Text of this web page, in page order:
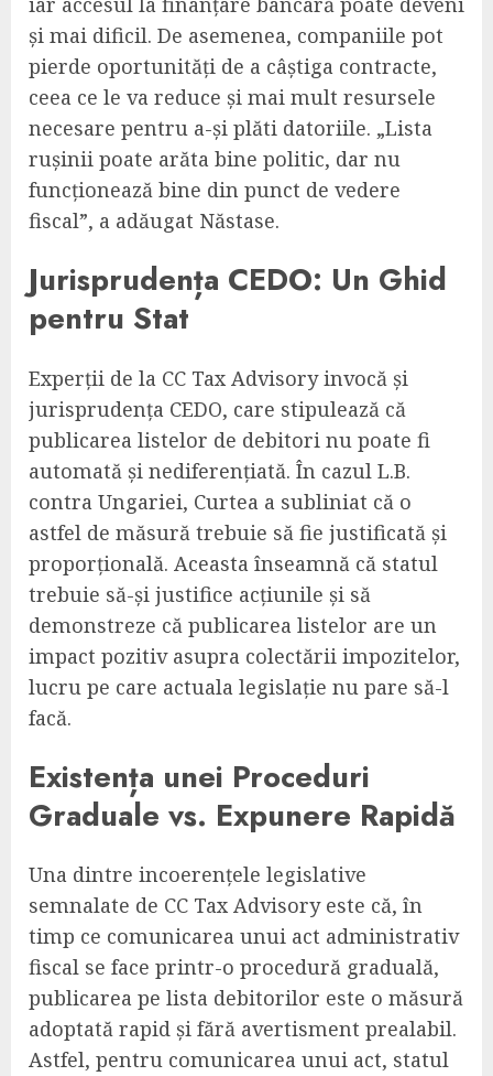
și mai dificil. De asemenea, companiile pot
pierde oportunități de a câștiga contracte,
ceea ce le va reduce și mai mult resursele
necesare pentru a-și plăti datoriile. „Lista
rușinii poate arăta bine politic, dar nu
funcționează bine din punct de vedere
fiscal”, a adăugat Năstase.
Jurisprudența CEDO: Un Ghid
pentru Stat
Experții de la CC Tax Advisory invocă și
jurisprudența CEDO, care stipulează că
publicarea listelor de debitori nu poate fi
automată și nediferențiată. În cazul L.B.
contra Ungariei, Curtea a subliniat că o
astfel de măsură trebuie să fie justificată și
proporțională. Aceasta înseamnă că statul
trebuie să-și justifice acțiunile și să
demonstreze că publicarea listelor are un
impact pozitiv asupra colectării impozitelor,
lucru pe care actuala legislație nu pare să-l
facă.
Existența unei Proceduri
Graduale vs. Expunere Rapidă
Una dintre incoerențele legislative
semnalate de CC Tax Advisory este că, în
timp ce comunicarea unui act administrativ
fiscal se face printr-o procedură graduală,
publicarea pe lista debitorilor este o măsură
adoptată rapid și fără avertisment prealabil.
Astfel, pentru comunicarea unui act, statul